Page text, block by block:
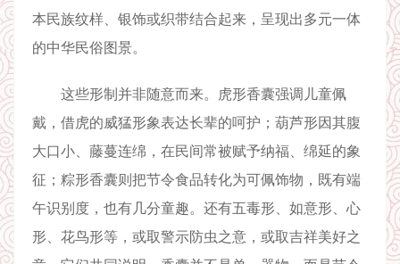
本民族纹样、银饰或织带结合起来，呈现出多元一体
的中华民俗图景。
这些形制并非随意而来。虎形香囊强调儿童佩
戴，借虎的威猛形象表达长辈的呵护；葫芦形因其腹
大口小、藤蔓连绵，在民间常被赋予纳福、绵延的象
征；粽形香囊则把节令食品转化为可佩饰物，既有端
午识别度，也有几分童趣。还有五毒形、如意形、心
形、花鸟形等，或取警示防虫之意，或取吉祥美好之